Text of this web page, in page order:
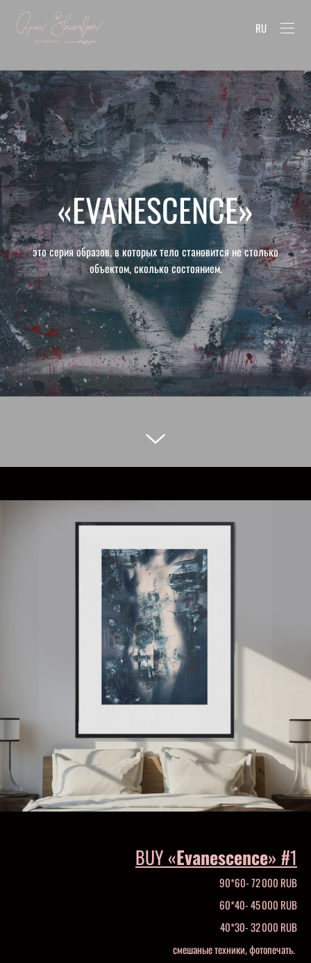
RU
«ЕVANESCENCE»
это серия образов, в которых тело становится не столько
объектом, сколько состоянием.
BUY «Evanescence» #1
90*60- 72 000 RUB
60*40- 45 000 RUB
40*30- 32 000 RUB
смешаные техники, фотопечать.